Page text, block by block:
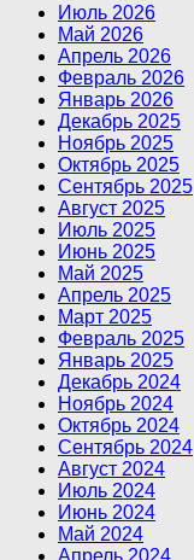
Июль 2026
Май 2026
Апрель 2026
Февраль 2026
Январь 2026
Декабрь 2025
Ноябрь 2025
Октябрь 2025
Сентябрь 2025
Август 2025
Июль 2025
Июнь 2025
Май 2025
Апрель 2025
Март 2025
Февраль 2025
Январь 2025
Декабрь 2024
Ноябрь 2024
Октябрь 2024
Сентябрь 2024
Август 2024
Июль 2024
Июнь 2024
Май 2024
Апрель 2024